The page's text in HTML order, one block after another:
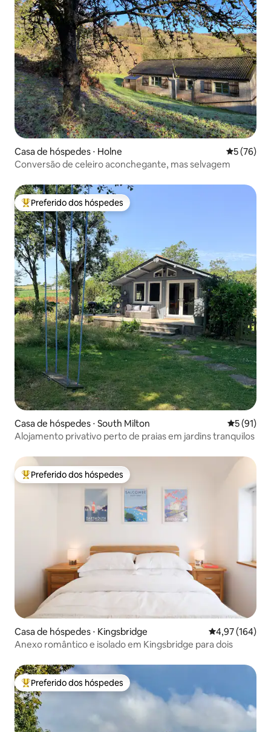
Casa de hóspedes ⋅ Holne 5 de uma
5 (76)
Conversão de celeiro aconchegante, mas selvagem
Entre os melhores preferidos dos hóspedes
Preferido dos hóspedes
Casa de hóspedes ⋅ South Milton 5 de uma
5 (91)
Alojamento privativo perto de praias em jardins tranquilos
Entre os melhores preferidos dos hóspedes
Preferido dos hóspedes
Casa de hóspedes ⋅ Kingsbridge 4,97 de uma
4,97 (164)
Anexo romântico e isolado em Kingsbridge para dois
Entre os melhores preferidos dos hóspedes
Preferido dos hóspedes